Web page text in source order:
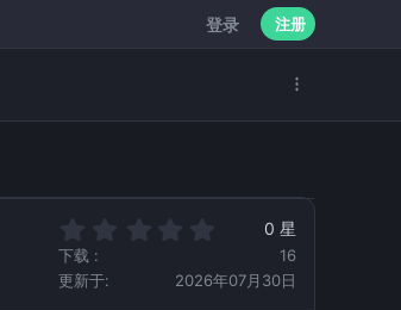
登录 注册
0
0
0 星
下载
16
更新于
2026年07月30日